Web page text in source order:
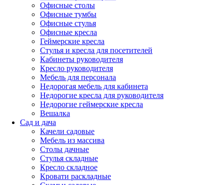
Офисные столы
Офисные тумбы
Офисные стулья
Офисные кресла
Геймерские кресла
Стулья и кресла для посетителей
Кабинеты руководителя
Кресло руководителя
Мебель для персонала
Недорогая мебель для кабинета
Недорогие кресла для руководителя
Недорогие геймерские кресла
Вешалка
Сад и дача
Качели садовые
Мебель из массива
Столы дачные
Стулья складные
Кресло складное
Кровати раскладные